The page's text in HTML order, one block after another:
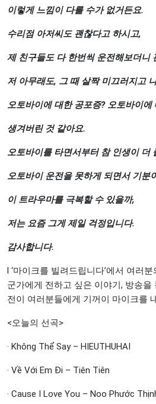
이렇게 느낌이 다를 수가 없거든요.
수리점 아저씨도 괜찮다고 하시고,
제 친구들도 다 한번씩 운전해보더니
저 아무래도, 그 때 살짝 미끄러지고
오토바이에 대한 공포증? 오토바이에
생겨버린 것 같아요.
오토바이를 타면서부터 참 인생이 더
오토바이 운전을 못하게 되면서 기분
이 트라우마를 극복할 수 있을까,
저는 요즘 그게 제일 걱정입니다.
감사합니다.
l ‘마이크를 빌려드립니다’에서 여러
군가에게 전하고 싶은 이야기, 방송을
전이 여러분들에게 기꺼이 마이크를
<오늘의 선곡>
· Không Thể Say – HIEUTHUHAI
· Về Với Em Đi – Tiên Tiên
· Cause I Love You – Noo Phước